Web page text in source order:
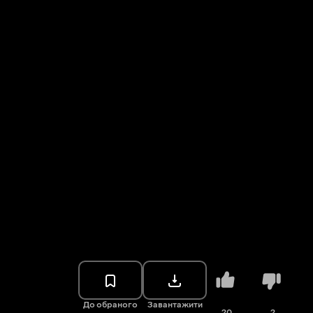
До обраного Завантажити